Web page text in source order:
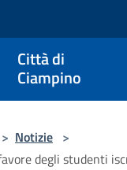
Città di
Ciampino
> Notizie >
degli studenti